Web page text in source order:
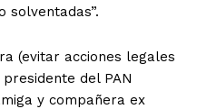
solventadas”.
(evitar acciones legales
del PAN
y compañera ex